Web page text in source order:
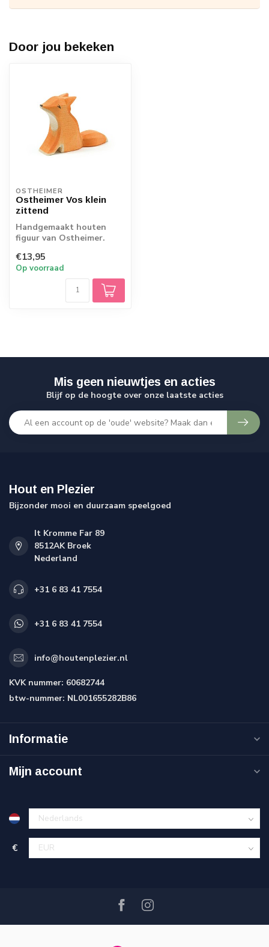
Door jou bekeken
OSTHEIMER
Ostheimer Vos klein
zittend
Handgemaakt houten
figuur van Ostheimer.
€13,95
Op voorraad
Mis geen nieuwtjes en acties
Blijf op de hoogte over onze laatste acties
Hout en Plezier
Bijzonder mooi en duurzaam speelgoed
It Kromme Far 89
8512AK Broek
Nederland
+31 6 83 41 7554
+31 6 83 41 7554
info@houtenplezier.nl
KVK nummer: 60682744
btw-nummer: NL001655282B86
Informatie
Mijn account
€